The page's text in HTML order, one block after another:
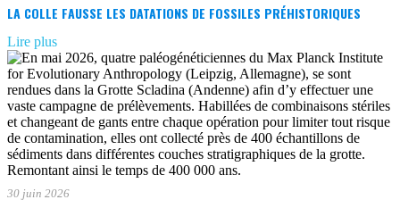
LA COLLE FAUSSE LES DATATIONS DE FOSSILES PRÉHISTORIQUES
Lire plus
30 juin 2026